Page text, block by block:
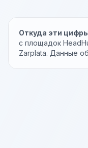
Откуда эти
с площадок
Zarplata. Данные